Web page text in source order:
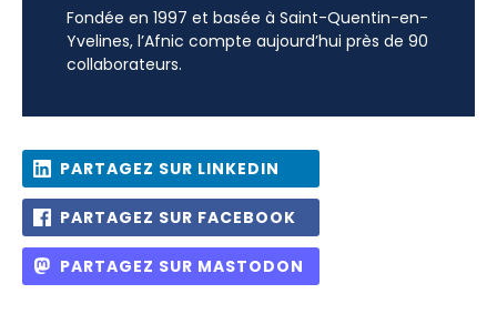
Fondée en 1997 et basée à Saint-Quentin-en-
Yvelines, l’Afnic compte aujourd’hui près de 90
collaborateurs.
PARTAGEZ SUR LINKEDIN
PARTAGEZ SUR FACEBOOK
PARTAGEZ SUR MASTODON